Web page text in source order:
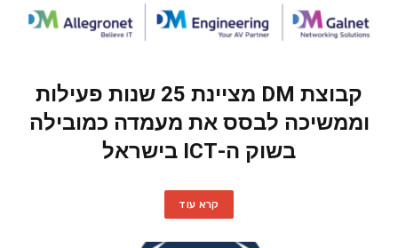
קבוצת DM מציינת 25 שנות פעילות
וממשיכה לבסס את מעמדה כמובילה
בשוק ה-ICT בישראל
קרא עוד